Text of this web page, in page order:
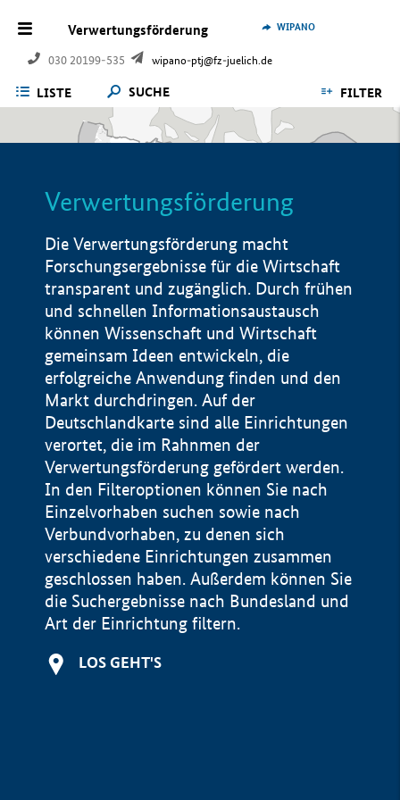
Verwertungsförderung
030 20199-535 wipano-ptj@fz-juelich.de
WIPANO
LISTE SUCHE FILTER
Verwertungsförderung
Die Verwertungsförderung macht
Forschungsergebnisse für die Wirtschaft
transparent und zugänglich. Durch frühen
und schnellen Informationsaustausch
können Wissenschaft und Wirtschaft
gemeinsam Ideen entwickeln, die
erfolgreiche Anwendung finden und den
Markt durchdringen. Auf der
Deutschlandkarte sind alle Einrichtungen
verortet, die im Rahnmen der
Verwertungsförderung gefördert werden.
In den Filteroptionen können Sie nach
Einzelvorhaben suchen sowie nach
Verbundvorhaben, zu denen sich
verschiedene Einrichtungen zusammen
geschlossen haben. Außerdem können Sie
die Suchergebnisse nach Bundesland und
Art der Einrichtung filtern.
LOS GEHT'S